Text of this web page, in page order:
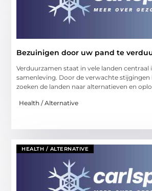
Bezuinigen door uw pand te
Verduurzamen staat in vele landen centraal
samenleving. Door de verwachte
zoeken de landen naar alternatieven en
Health / Alternative
HEALTH / ALTERNATIVE